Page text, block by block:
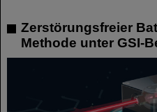
Zerstörungsfreier
Methode unter GSI-